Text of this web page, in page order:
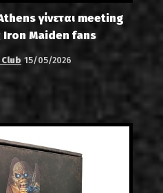
γίνεται meeting
Iron Maiden fans
15/05/2026